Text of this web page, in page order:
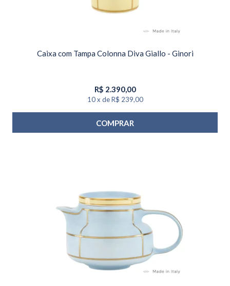
Caixa com Tampa Colonna Diva Giallo - Ginori
R$ 2.390,00
10 x de R$ 239,00
COMPRAR